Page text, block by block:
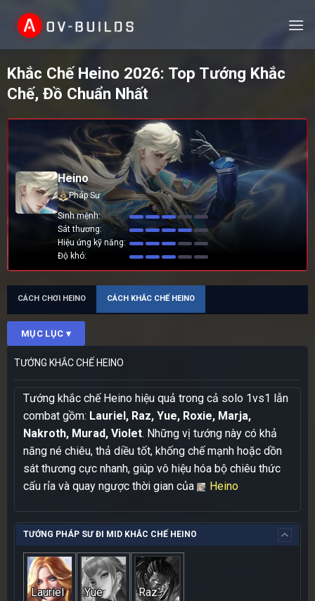
content
Khắc Chế Heino 2026: Top Tướng Khắc
Chế, Đồ Chuẩn Nhất
Heino
Pháp Sư
Sinh mệnh
Sát thương
Hiệu ứng kỹ năng
Độ khó
CÁCH CHƠI HEINO CÁCH KHẮC CHẾ HEINO
MỤC LỤC ▾
TƯỚNG KHẮC CHẾ HEINO
Tướng khắc chế Heino hiệu quả trong cả solo 1vs1 lẫn
combat gồm: Lauriel, Raz, Yue, Roxie, Marja,
Nakroth, Murad, Violet. Những vị tướng này có khả
năng né chiêu, thả diều tốt, khống chế mạnh hoặc dồn
sát thương cực nhanh, giúp vô hiệu hóa bộ chiêu thức
cấu rỉa và quay ngược thời gian của
Heino
TƯỚNG PHÁP SƯ ĐI MID KHẮC CHẾ HEINO
Lauriel Yue Raz